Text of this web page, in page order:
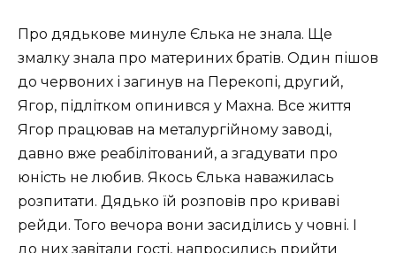
Про дядькове минуле Єлька не знала. Ще
змалку знала про материних братів. Один пішов
до червоних і загинув на Перекопі, другий,
Ягор, підлітком опинився у Махна. Все життя
Ягор працював на металургійному заводі,
давно вже реабілітований, а згадувати про
юність не любив. Якось Єлька наважилась
розпитати. Дядько їй розповів про криваві
рейди. Того вечора вони засиділись у човні. І
до них завітали гості, напросились прийти